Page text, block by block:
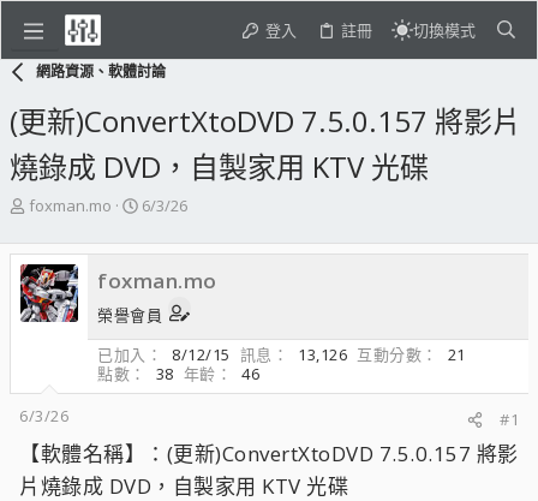
登入 註冊 切換模式
網路資源、軟體討論
(更新)ConvertXtoDVD 7.5.0.157 將影片
燒錄成 DVD，自製家用 KTV 光碟
主
發
起
人
foxman.mo
開
日
期
6/3/26
foxman.mo
榮譽會員
已加入
8/12/15 訊息 13,126 互動分數
21
點數
38 年齡
46
6/3/26
#1
【軟體名稱】：(更新)ConvertXtoDVD 7.5.0.157 將影
片燒錄成 DVD，自製家用 KTV 光碟